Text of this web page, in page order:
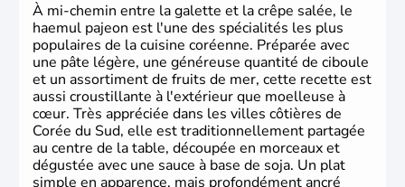
À mi-chemin entre la galette et la crêpe salée, le
haemul pajeon est l'une des spécialités les plus
populaires de la cuisine coréenne. Préparée avec
une pâte légère, une généreuse quantité de ciboule
et un assortiment de fruits de mer, cette recette est
aussi croustillante à l'extérieur que moelleuse à
cœur. Très appréciée dans les villes côtières de
Corée du Sud, elle est traditionnellement partagée
au centre de la table, découpée en morceaux et
dégustée avec une sauce à base de soja. Un plat
simple en apparence, mais profondément ancré